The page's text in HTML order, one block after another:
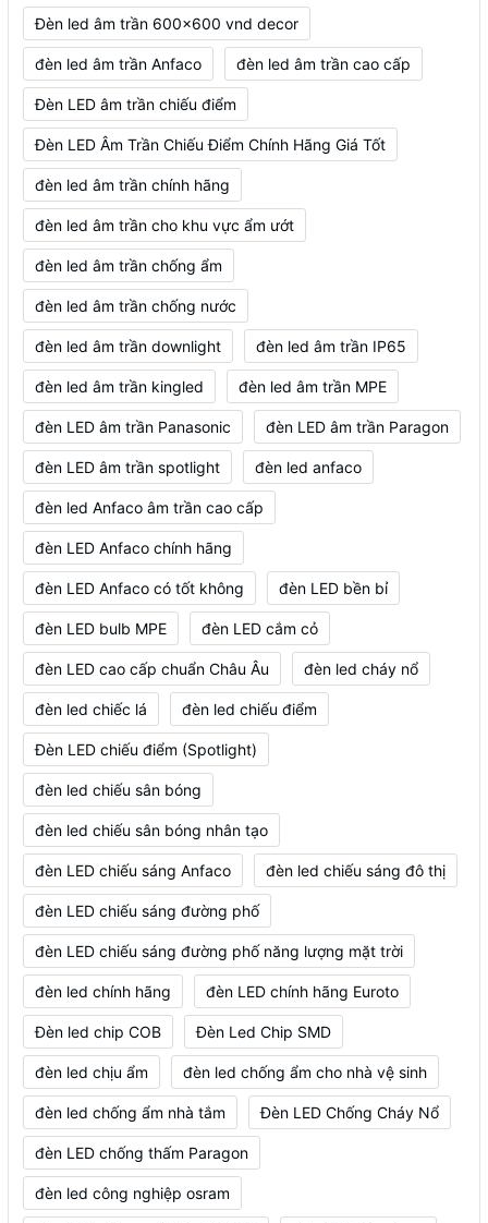
Đèn led âm trần 600x600 vnd decor
đèn led âm trần Anfaco đèn led âm trần cao cấp
Đèn LED âm trần chiếu điểm
Đèn LED Âm Trần Chiếu Điểm Chính Hãng Giá Tốt
đèn led âm trần chính hãng
đèn led âm trần cho khu vực ẩm ướt
đèn led âm trần chống ẩm
đèn led âm trần chống nước
đèn led âm trần downlight đèn led âm trần IP65
đèn led âm trần kingled đèn led âm trần MPE
đèn LED âm trần Panasonic đèn LED âm trần Paragon
đèn LED âm trần spotlight đèn led anfaco
đèn led Anfaco âm trần cao cấp
đèn LED Anfaco chính hãng
đèn LED Anfaco có tốt không đèn LED bền bỉ
đèn LED bulb MPE đèn LED cắm cỏ
đèn LED cao cấp chuẩn Châu Âu đèn led cháy nổ
đèn led chiếc lá đèn led chiếu điểm
Đèn LED chiếu điểm (Spotlight)
đèn led chiếu sân bóng
đèn led chiếu sân bóng nhân tạo
đèn LED chiếu sáng Anfaco đèn led chiếu sáng đô thị
đèn LED chiếu sáng đường phố
đèn LED chiếu sáng đường phố năng lượng mặt trời
đèn led chính hãng đèn LED chính hãng Euroto
Đèn led chip COB Đèn Led Chip SMD
đèn led chịu ẩm đèn led chống ẩm cho nhà vệ sinh
đèn led chống ẩm nhà tắm Đèn LED Chống Cháy Nổ
đèn LED chống thấm Paragon
đèn led công nghiệp osram